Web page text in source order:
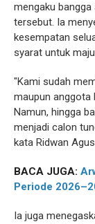
mengaku
tersebut. Ia
kesempatan
syarat untuk
"Kami sudah
maupun anggota
Namun, hingga
menjadi calon
kata Ridwan
BACA JUGA:
Periode
Ia juga